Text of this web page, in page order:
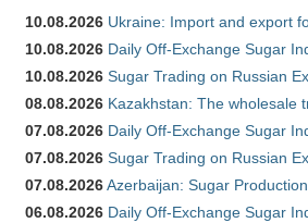
10.08.2026 Ukraine: Import and export
10.08.2026 Daily Off-Exchange Sugar
10.08.2026 Sugar Trading on Russian
08.08.2026 Kazakhstan: The wholesale
07.08.2026 Daily Off-Exchange Sugar
07.08.2026 Sugar Trading on Russian
07.08.2026Azerbaijan: Sugar
06.08.2026 Daily Off-Exchange Sugar